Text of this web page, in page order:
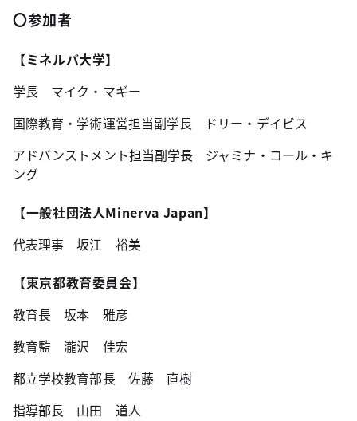
〇参加者
【ミネルバ大学】
学長 マイク・マギー
国際教育・学術運営担当副学長 ドリー・デイビス
アドバンストメント担当副学長 ジャミナ・コール・キ
ング
【一般社団法人Minerva Japan】
代表理事 坂江 裕美
【東京都教育委員会】
教育長 坂本 雅彦
教育監 瀧沢 佳宏
都立学校教育部長 佐藤 直樹
指導部長 山田 道人